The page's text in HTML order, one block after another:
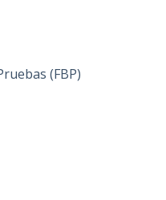
(FBP)